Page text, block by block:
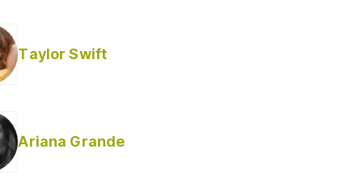
Taylor Swift
Ariana Grande